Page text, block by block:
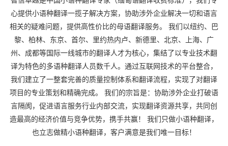
心提供小语种翻译一揽子解决方案，协助涉外企业解决一切和语言
相关的疑难问题，提供高性价比的母语翻译服务。 我们以纽约、巴
黎、柏林、东京、首尔、里约热内卢、新德里、北京、上海、广
州、成都等国际一线城市的翻译人才为核心，集结了以专业技术翻
译为特色的多语种翻译人员数千人。通过互联网技术的平台整合，
我们建立了一整套完善的质量控制体系和翻译流程，实现了对翻译
项目的专业策划和精确完成。 我们的宗旨是：协助涉外企业打破语
言隔阂，促进语言服务行业内部交流，实现翻译资源共享，共同创
造最高的经济价值与竞争优势，携手共赢！ 我们只做小语种翻译，
也立志做精小语种翻译，客户满意是我们唯一目标！